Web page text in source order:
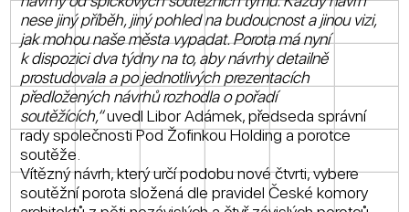
nese jiný příběh, jiný pohled na budoucnost a jinou vizi,
jak mohou naše města vypadat. Porota má nyní
k dispozici dva týdny na to, aby návrhy detailně
prostudovala a po jednotlivých prezentacích
předložených návrhů rozhodla o pořadí
soutěžících,“uvedl Libor Adámek, předseda správní
rady společnosti Pod Žofinkou Holding a porotce
soutěže.
Vítězný návrh, který určí podobu nové čtvrti, vybere
soutěžní porota složená dle pravidel České komory